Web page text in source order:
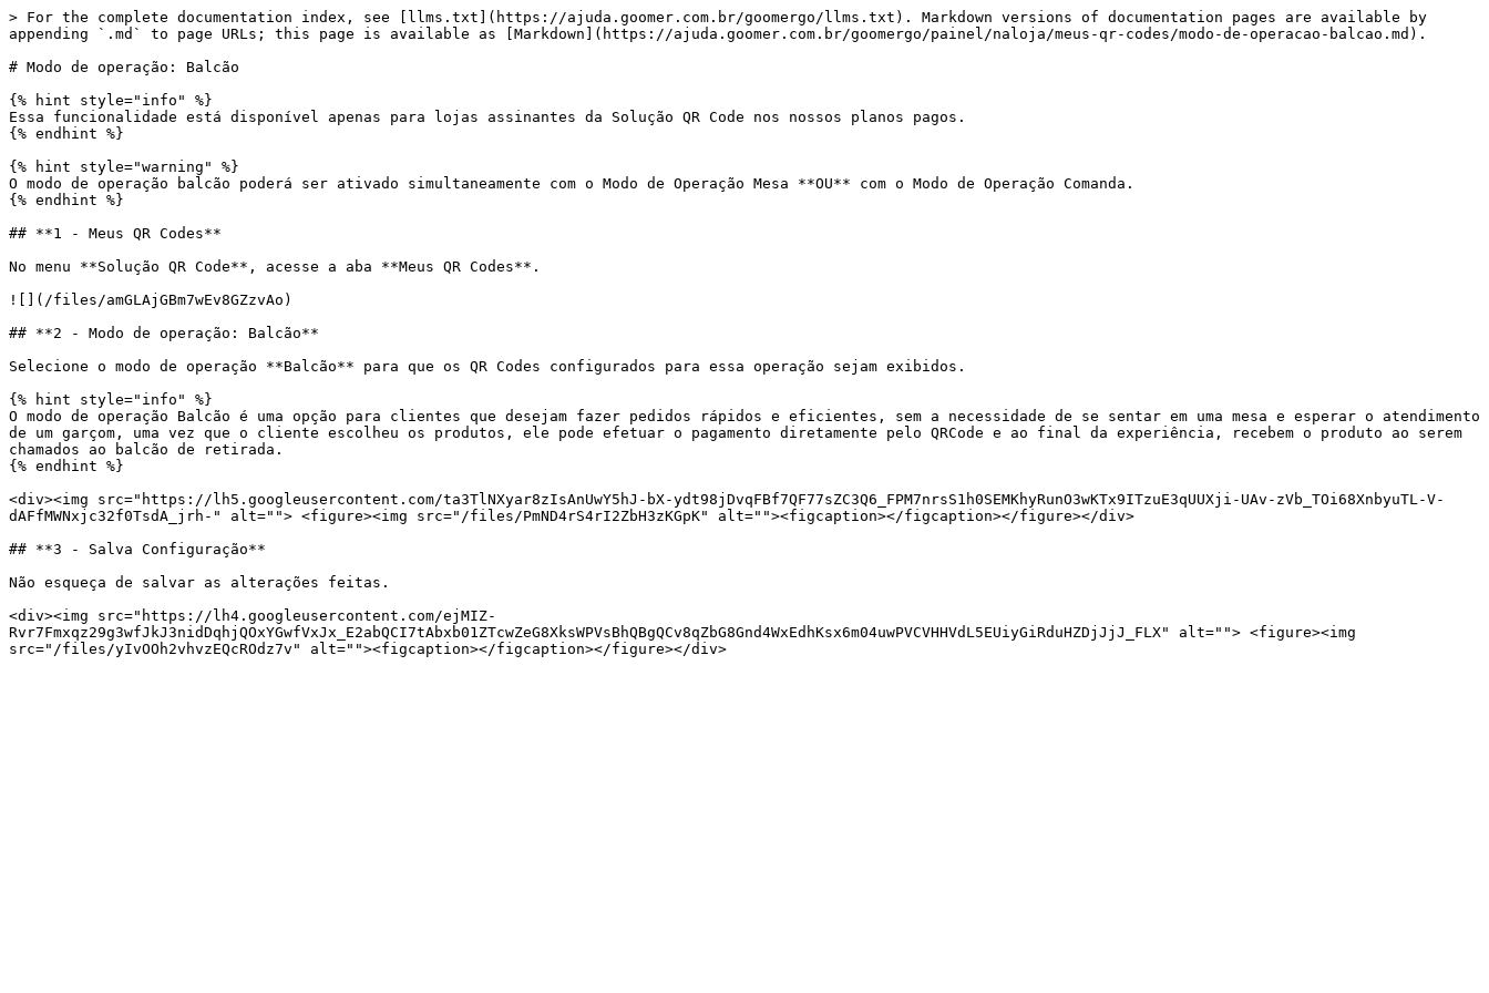
> For the complete documentation index, see [llms.txt](https://ajuda.goomer.com.br/goomergo/llms.txt). Markdown versions of documentation pages are available by
appending `.md` to page URLs; this page is available as [Markdown](https://ajuda.goomer.com.br/goomergo/painel/naloja/meus-qr-codes/modo-de-operacao-balcao.md).
# Modo de operação: Balcão
{% hint style="info" %}
Essa funcionalidade está disponível apenas para lojas assinantes da Solução QR Code nos nossos planos pagos.
{% endhint %}
{% hint style="warning" %}
O modo de operação balcão poderá ser ativado simultaneamente com o Modo de Operação Mesa **OU** com o Modo de Operação Comanda.
{% endhint %}
## **1 - Meus QR Codes**
No menu **Solução QR Code**, acesse a aba **Meus QR Codes**.
![](/files/amGLAjGBm7wEv8GZzvAo)
## **2 - Modo de operação: Balcão**
Selecione o modo de operação **Balcão** para que os QR Codes configurados para essa operação sejam exibidos.
{% hint style="info" %}
O modo de operação Balcão é uma opção para clientes que desejam fazer pedidos rápidos e eficientes, sem a necessidade de se sentar em uma mesa e esperar o atendimento
de um garçom, uma vez que o cliente escolheu os produtos, ele pode efetuar o pagamento diretamente pelo QRCode e ao final da experiência, recebem o produto ao serem
chamados ao balcão de retirada.
{% endhint %}
<div><img src="https://lh5.googleusercontent.com/ta3TlNXyar8zIsAnUwY5hJ-bX-ydt98jDvqFBf7QF77sZC3Q6_FPM7nrsS1h0SEMKhyRunO3wKTx9ITzuE3qUUXji-UAv-zVb_TOi68XnbyuTL-V-
dAFfMWNxjc32f0TsdA_jrh-" alt=""> <figure><img src="/files/PmND4rS4rI2ZbH3zKGpK" alt=""><figcaption></figcaption></figure></div>
## **3 - Salva Configuração**
Não esqueça de salvar as alterações feitas.
<div><img src="https://lh4.googleusercontent.com/ejMIZ-
Rvr7Fmxqz29g3wfJkJ3nidDqhjQOxYGwfVxJx_E2abQCI7tAbxb01ZTcwZeG8XksWPVsBhQBgQCv8qZbG8Gnd4WxEdhKsx6m04uwPVCVHHVdL5EUiyGiRduHZDjJjJ_FLX" alt=""> <figure><img